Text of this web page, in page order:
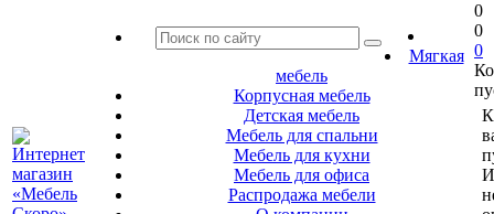
Мягкая
мебель
Корпусная мебель
Детская мебель
Мебель для спальни
Мебель для кухни
Мебель для офиса
Распродажа мебели
0
0
0